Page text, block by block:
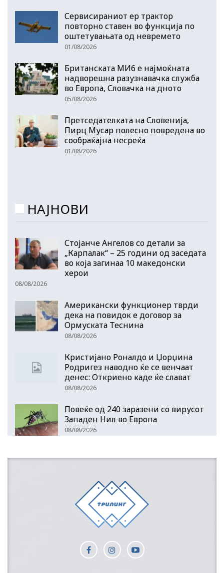
Сервисираниот ер трактор
повторно ставен во функција по
оштетувањата од невремето
01/08/2026
Британската МИ6 е најмоќната
надворешна разузнавачка служба
во Европа, Словачка на дното
05/08/2026
Претседателката на Словенија,
Пирц Мусар полесно повредена во
сообраќајна несреќа
01/08/2026
НАЈНОВИ
Стојанче Ангелов со детали за
„Карпалак“ – 25 години од заседата
во која загинаа 10 македонски
херои
08/08/2026
Американски функционер тврди
дека на повидок е договор за
Ормуската Теснина
08/08/2026
Кристијано Роналдо и Џорџина
Родригез наводно ќе се венчаат
денес: Откриено каде ќе слават
08/08/2026
Повеќе од 240 заразени со вирусот
Западен Нил во Европа
08/08/2026